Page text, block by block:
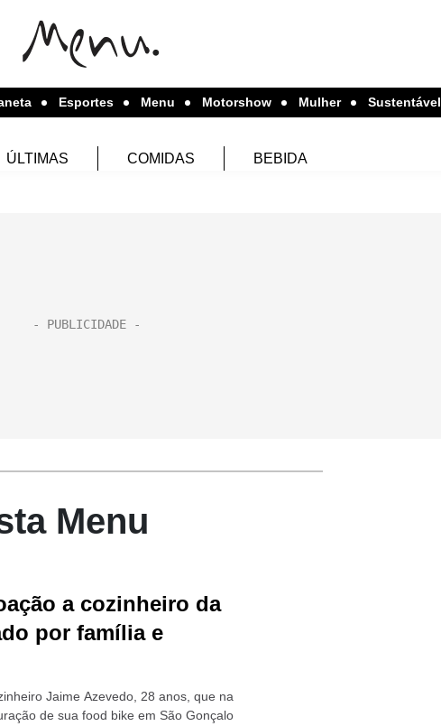
Esportes Menu Motorshow Mulher Sustentável
ÚLTIMAS COMIDAS BEBIDA
Menu
a cozinheiro da
por família e
Jaime Azevedo, 28 anos, que na
de sua food bike em São Gonçalo